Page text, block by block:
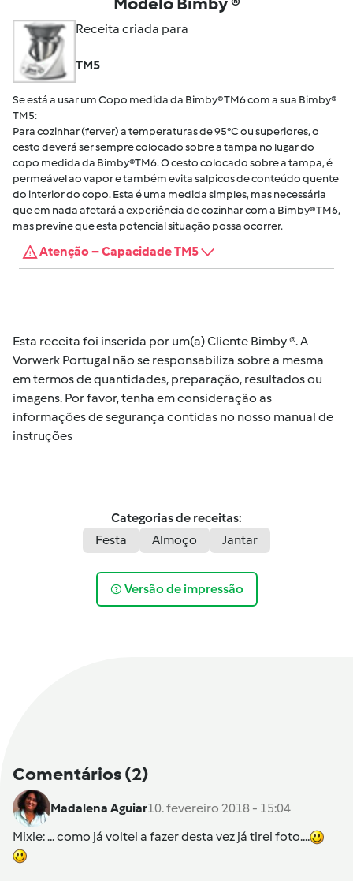
Receita criada para
TM5
Se está a usar um Copo medida da Bimby® TM6 com a sua Bimby®
TM5:
Para cozinhar (ferver) a temperaturas de 95°C ou superiores, o
cesto deverá ser sempre colocado sobre a tampa no lugar do
copo medida da Bimby®TM6. O cesto colocado sobre a tampa, é
permeável ao vapor e também evita salpicos de conteúdo quente
do interior do copo. Esta é uma medida simples, mas necessária
que em nada afetará a experiência de cozinhar com a Bimby® TM6,
mas previne que esta potencial situação possa ocorrer.
Atenção – Capacidade TM5
Esta receita foi inserida por um(a) Cliente Bimby ®. A
Vorwerk Portugal não se responsabiliza sobre a mesma
em termos de quantidades, preparação, resultados ou
imagens. Por favor, tenha em consideração as
informações de segurança contidas no nosso manual de
instruções
Categorias de receitas:
Festa
Almoço Jantar
Versão de impressão
Comentários(2)
Madalena Aguiar10. fevereiro 2018 - 15:04
Mixie: ... como já voltei a fazer desta vez já tirei foto....